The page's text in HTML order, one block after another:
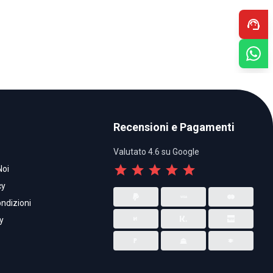
Recensioni e Pagamenti
Valutato 4.6 su Google
star star star star star
support_agent